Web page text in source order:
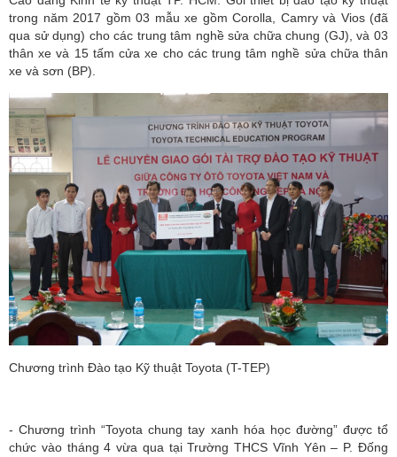
trong năm 2017 gồm 03 mẫu xe gồm Corolla, Camry và Vios (đã
qua sử dụng) cho các trung tâm nghề sửa chữa chung (GJ), và 03
thân xe và 15 tấm cửa xe cho các trung tâm nghề sửa chữa thân
xe và sơn (BP).
Chương trình Đào tạo Kỹ thuật Toyota (T-TEP)
- Chương trình “Toyota chung tay xanh hóa học đường” được tổ
chức vào tháng 4 vừa qua tại Trường THCS Vĩnh Yên – P. Đống